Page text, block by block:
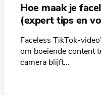
Hoe maak je
(expert tips en
Faceless TikTok-
om boeiende content
camera blijft...